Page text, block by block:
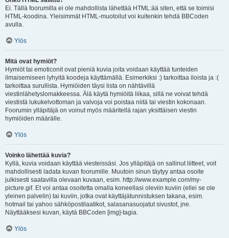
Ei. Tällä foorumilla ei ole mahdollista lähettää HTML:ää siten, että se toimisi
HTML-koodina. Yleisimmät HTML-muotoilut voi kuitenkin tehdä BBCoden
avulla.
Ylös
Mitä ovat hymiöt?
Hymiöt tai emoticonit ovat pieniä kuvia joita voidaan käyttää tunteiden
ilmaisemiseen lyhyitä koodeja käyttämällä. Esimerkiksi :) tarkoittaa iloista ja :(
tarkoittaa surullista. Hymiöiden täysi lista on nähtävillä
viestinlähetyslomakkeessa. Älä käytä hymiöitä liikaa, sillä ne voivat tehdä
viestistä lukukelvottoman ja valvoja voi poistaa niitä tai viestin kokonaan.
Foorumin ylläpitäjä on voinut myös määritellä rajan yksittäisen viestin
hymiöiden määrälle.
Ylös
Voinko lähettää kuvia?
Kyllä, kuvia voidaan käyttää viesteissäsi. Jos ylläpitäjä on sallinut liitteet, voit
mahdollisesti ladata kuvan foorumille. Muutoin sinun täytyy antaa osoite
julkisesti saatavilla olevaan kuvaan, esim. http://www.example.com/my-
picture.gif. Et voi antaa osoitetta omalla koneellasi oleviin kuviin (ellei se ole
yleinen palvelin) tai kuviin, jotka ovat käyttäjätunnistuksen takana, esim.
hotmail tai yahoo sähköpostilaatikot, salasanasuojatut sivustot, jne.
Näyttääksesi kuvan, käytä BBCoden [img]-tagia.
Ylös